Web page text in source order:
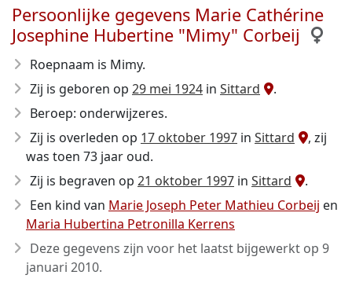
Persoonlijke gegevens Marie Cathérine
Josephine Hubertine "Mimy" Corbeij
Roepnaam is Mimy.
Zij is geboren op 29 mei 1924 in Sittard
.
Beroep: onderwijzeres.
Zij is overleden op 17 oktober 1997 in Sittard
, zij
was toen 73 jaar oud.
Zij is begraven op 21 oktober 1997 in Sittard
.
Een kind van Marie Joseph Peter Mathieu Corbeij en
Maria Hubertina Petronilla Kerrens
Deze gegevens zijn voor het laatst bijgewerkt op 9
januari 2010.